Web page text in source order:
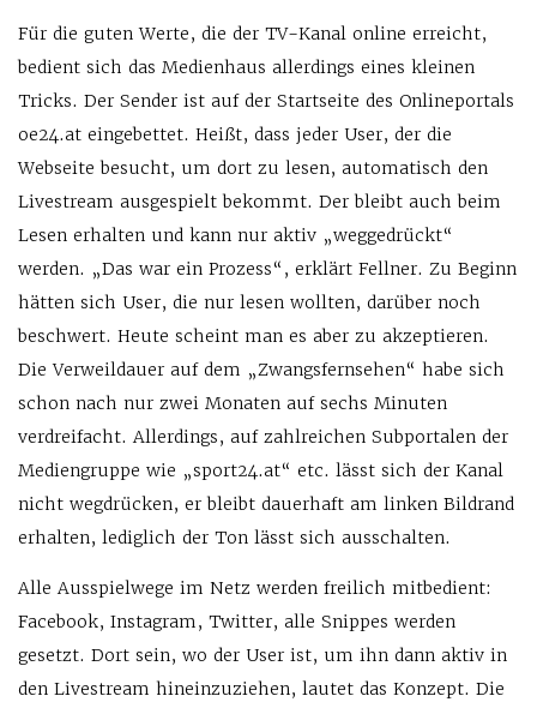
Für die guten Werte, die der TV-Kanal online erreicht,
bedient sich das Medienhaus allerdings eines kleinen
Tricks. Der Sender ist auf der Startseite des Onlineportals
oe24.at eingebettet. Heißt, dass jeder User, der die
Webseite besucht, um dort zu lesen, automatisch den
Livestream ausgespielt bekommt. Der bleibt auch beim
Lesen erhalten und kann nur aktiv „weggedrückt“
werden. „Das war ein Prozess“, erklärt Fellner. Zu Beginn
hätten sich User, die nur lesen wollten, darüber noch
beschwert. Heute scheint man es aber zu akzeptieren.
Die Verweildauer auf dem „Zwangsfernsehen“ habe sich
schon nach nur zwei Monaten auf sechs Minuten
verdreifacht. Allerdings, auf zahlreichen Subportalen der
Mediengruppe wie „sport24.at“ etc. lässt sich der Kanal
nicht wegdrücken, er bleibt dauerhaft am linken Bildrand
erhalten, lediglich der Ton lässt sich ausschalten.
Alle Ausspielwege im Netz werden freilich mitbedient:
Facebook, Instagram, Twitter, alle Snippes werden
gesetzt. Dort sein, wo der User ist, um ihn dann aktiv in
den Livestream hineinzuziehen, lautet das Konzept. Die